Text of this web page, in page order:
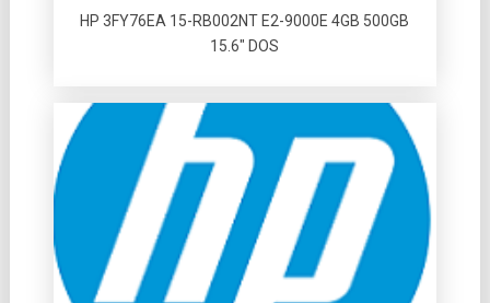
HP 3FY76EA 15-RB002NT E2-9000E 4GB 500GB
15.6″ DOS